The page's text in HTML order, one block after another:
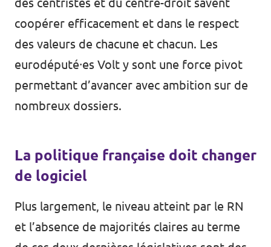
coopérer efficacement et dans le respect
des valeurs de chacune et chacun. Les
eurodéputé⸱es Volt y sont une force pivot
permettant d’avancer avec ambition sur de
nombreux dossiers.
La politique française doit changer
de logiciel
Plus largement, le niveau atteint par le RN
et l’absence de majorités claires au terme